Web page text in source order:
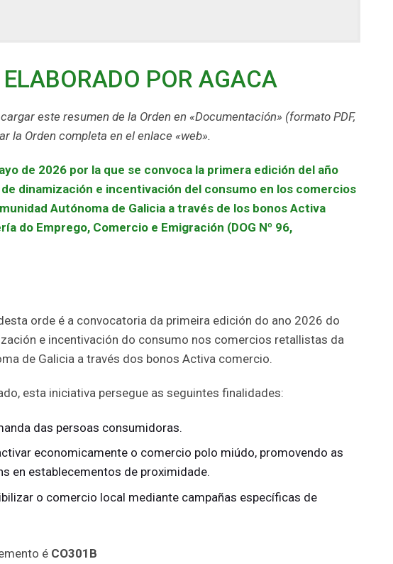
ELABORADO POR AGACA
este resumen de la Orden en «Documentación» (formato PDF,
la Orden completa en el enlace «web».
de 2026 por la que se convoca la primera edición del año
dinamización e incentivación del consumo en los comercios
Autónoma de Galicia a través de los bonos Activa
do Emprego, Comercio e Emigración (DOG Nº 96,
orde é a convocatoria da primeira edición do ano 2026 do
e incentivación do consumo nos comercios retallistas da
de Galicia a través dos bonos Activa comercio.
esta iniciativa persegue as seguintes finalidades:
das persoas consumidoras.
economicamente o comercio polo miúdo, promovendo as
en establecementos de proximidade.
o comercio local mediante campañas específicas de
é CO301B